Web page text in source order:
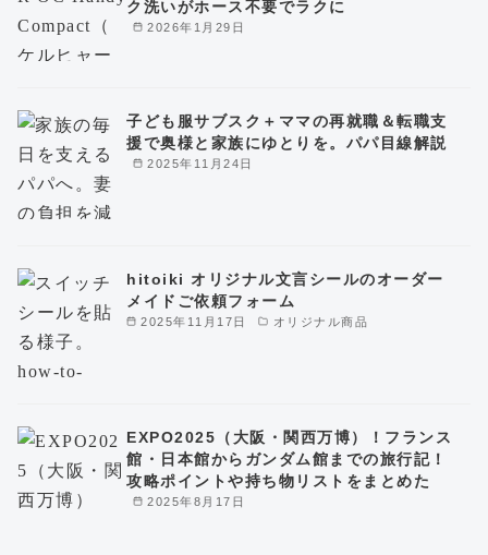
2026年1月29日
ク洗いがホース不要でラクに
2025年11月24日
子ども服サブスク＋ママの再就職＆転職支
援で奥様と家族にゆとりを。パパ目線解説
2025年11月17日 オリジナル商品
hitoiki オリジナル文言シールのオーダー
メイドご依頼フォーム
2025年8月17日
EXPO2025（大阪・関西万博）！フランス
館・日本館からガンダム館までの旅行記！
攻略ポイントや持ち物リストをまとめた